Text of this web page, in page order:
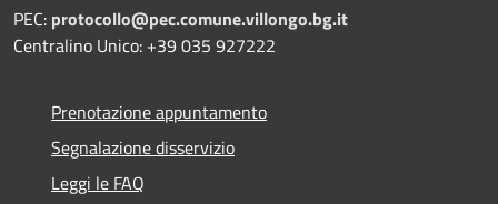
PEC: protocollo@pec.comune.villongo.bg.it
Centralino Unico: +39 035 927222
Prenotazione appuntamento
Segnalazione disservizio
Leggi le FAQ